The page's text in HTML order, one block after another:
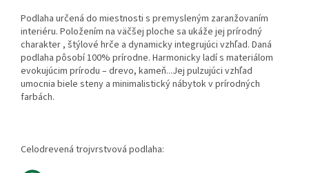
Podlaha určená do miestnosti s premysleným zaranžovaním
interiéru. Položením na väčšej ploche sa ukáže jej prírodný
charakter , štýlové hrče a dynamicky integrujúci vzhľad. Daná
podlaha pôsobí 100% prírodne. Harmonicky ladí s materiálom
evokujúcim prírodu – drevo, kameň...Jej pulzujúci vzhľad
umocnia biele steny a minimalistický nábytok v prírodných
farbách.
Celodrevená trojvrstvová podlaha: